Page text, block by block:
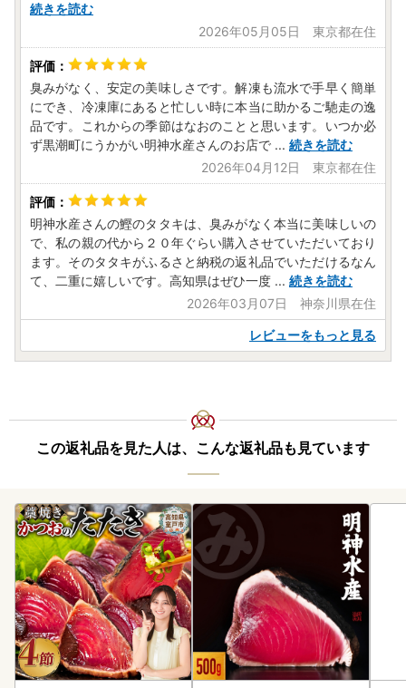
際、転送料が発生する場合があります。
発送前（発送準備完了後で発送停止ができない場合）や発送
後の転送（変更）は、受取人となる寄附者様に転送料を着払
いでご負担いただくことになります。
また、『贈答』の場合でも、受取人様に着払いでご負担いた
だくこととなりますことを、あらかじめご了承ください。
そのため、お届け先のご住所の入力には十分にご注意くださ
いますようお願いいたします。
※詳細はヤマト運輸HPにてご確認ください。
https://www.yamato-hd.co.jp/important/info_230417_
2.html
＝＝＝＝＝＝＝＝＝＝＝＝＝＝＝＝＝＝＝＝＝＝
◆ふるさと納税の対象となる地方団体の指定について◆
黒潮町は2025（令和7）年9月26日、総務大臣より「ふるさ
と納税の対象となる地方団体」として指定を受けました。
この指定により黒潮町へのふるさと納税は、これまでどおり
特例控除（所得税と住民税）の対象となります。
引き続き、黒潮町を応援くださいますよう何卒よろしくお願
続きを読む
2026年05月05日 東京都在住
臭みがなく、安定の美味しさです。解凍も流水で手早く簡単
にでき、冷凍庫にあると忙しい時に本当に助かるご馳走の逸
品です。これからの季節はなおのことと思います。いつか必
ず黒潮町にうかがい明神水産さんのお店で ... 続きを読む
2026年04月12日 東京都在住
明神水産さんの鰹のタタキは、臭みがなく本当に美味しいの
で、私の親の代から２０年ぐらい購入させていただいており
ます。そのタタキがふるさと納税の返礼品でいただけるなん
て、二重に嬉しいです。高知県はぜひ一度 ... 続きを読む
2026年03月07日 神奈川県在住
レビューをもっと見る
この返礼品を見た人は、こんな返礼品も見ています